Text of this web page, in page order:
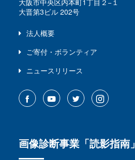
大阪市中央区内本町1丁目２−１
大晋第3ビル 202号
法人概要
ご寄付・ボランティア
ニュースリリース
画像診断事業「読影指南」